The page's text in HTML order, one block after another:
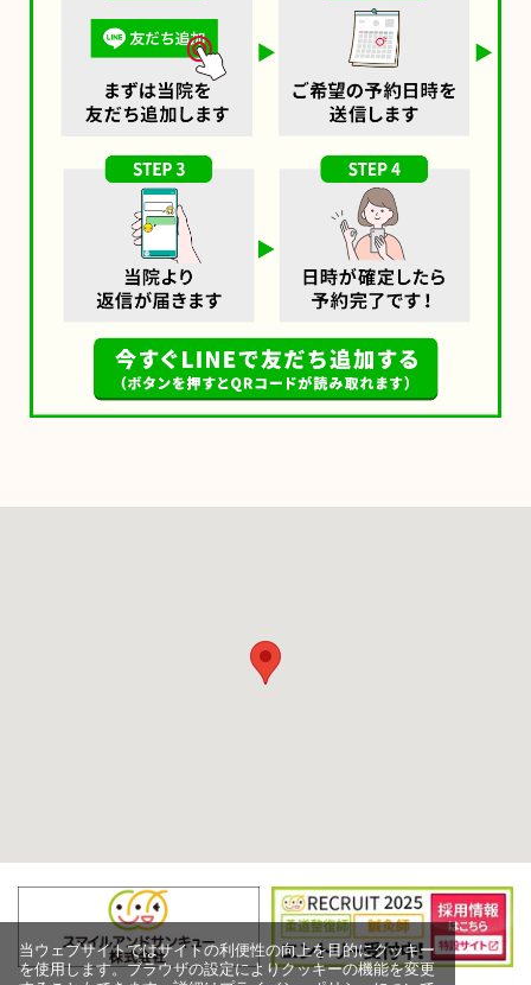
当ウェブサイトではサイトの利便性の向上を目的にクッキー
を使用します。ブラウザの設定によりクッキーの機能を変更